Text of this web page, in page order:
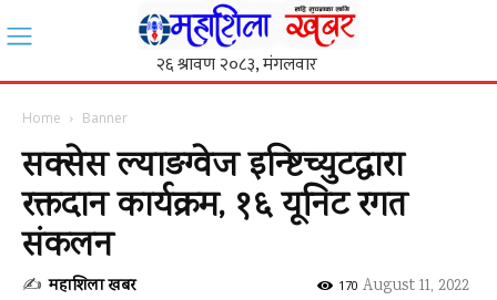
Home Banner
सक्सेस ल्याङग्वेज इन्ष्टिच्युटद्धारा
रक्तदान कार्यक्रम, १६ यूनिट रगत
संकलन
✍ महाशिला खबर August 11, 2022
170